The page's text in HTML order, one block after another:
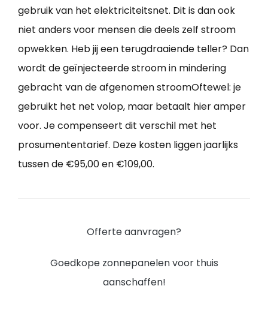
gebruik van het elektriciteitsnet. Dit is dan ook
niet anders voor mensen die deels zelf stroom
opwekken. Heb jij een terugdraaiende teller? Dan
wordt de geïnjecteerde stroom in mindering
gebracht van de afgenomen stroomOftewel: je
gebruikt het net volop, maar betaalt hier amper
voor. Je compenseert dit verschil met het
prosumententarief. Deze kosten liggen jaarlijks
tussen de €95,00 en €109,00.
Offerte aanvragen?
Goedkope zonnepanelen voor thuis
aanschaffen!